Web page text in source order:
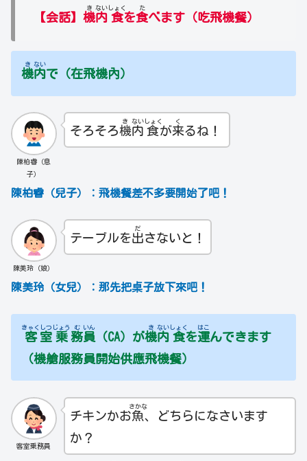
【会話】 機
き
内
ない
食
しょく
を食
た
べます（吃飛機餐）
機
き
内
ない
で（在飛機內）
陳柏睿（息
子）
そろそろ機
き
内
ない
食
しょく
が来
く
るね！
陳柏睿（兒子）：飛機餐差不多要開始了吧！
陳美玲（娘）
テーブルを出
だ
さないと！
陳美玲（女兒）：那先把桌子放下來吧！
客
きゃく
室
しつ
乗
じょう
務
む
員
いん
（CA）が機
き
内
ない
食
しょく
を運
はこ
んできます
（機艙服務員開始供應飛機餐）
客室乗務員
チキンかお魚
さかな
、どちらになさいます
か？